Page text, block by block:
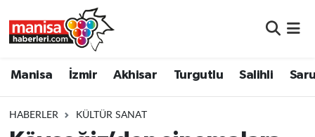
Manisa İzmir Akhisar Turgutlu Salihli
HABERLER KÜLTÜR SANAT
Manisa Nöbetçi Eczaneler